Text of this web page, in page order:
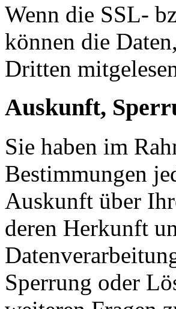
Wenn die SSL-
können die
Dritten
Auskunft,
Sie haben im
Bestimmungen
Auskunft über
deren Herkunft
Sperrung oder